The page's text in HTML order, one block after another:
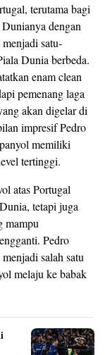
terutama bagi
dengan
satu-
Dunia berbeda.
enam clean
pemenang laga
akan digelar di
impresif Pedro
memiliki
tertinggi.
atas Portugal
tetapi juga
mampu
Pedro
salah satu
melaju ke babak